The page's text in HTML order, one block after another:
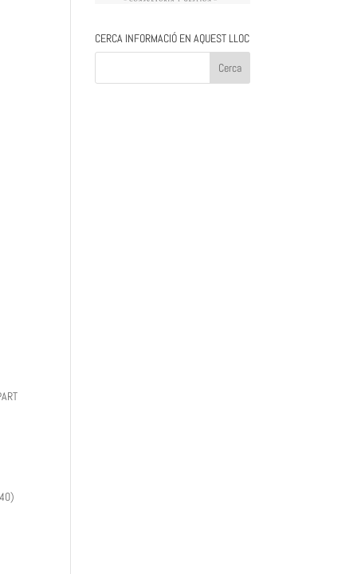
CERCA INFORMACIÓ EN AQUEST LLOC